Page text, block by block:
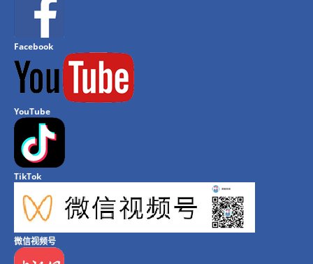
Facebook
YouTube
TikTok
微信视频号